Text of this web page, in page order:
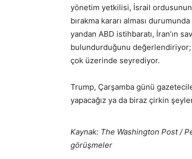
yönetim yetkilisi, İsrail ordusunun
bırakma kararı alması
yandan ABD istihbaratı, İran’ın
bulundurduğunu
çok üzerinde seyrediyor.
Trump, Çarşamba günü
yapacağız ya da biraz çirkin
Kaynak: The Washington Post /
görüşmeler